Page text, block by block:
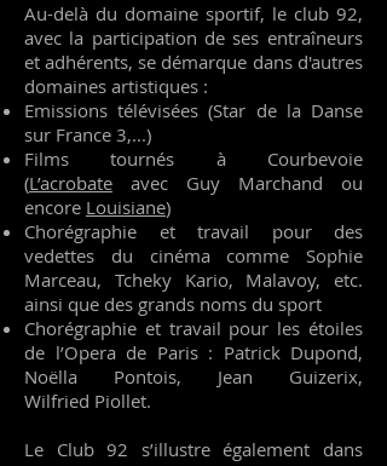
Au-delà du domaine sportif, le club 92,
avec la participation de ses entraîneurs
et adhérents, se démarque dans d'autres
domaines artistiques :
Emissions télévisées (Star de la Danse
sur France 3,...)
Films tournés à Courbevoie
(L’acrobate avec Guy Marchand ou
encore Louisiane)
Chorégraphie et travail pour des
vedettes du cinéma comme Sophie
Marceau, Tcheky Kario, Malavoy, etc.
ainsi que des grands noms du sport
Chorégraphie et travail pour les étoiles
de l’Opera de Paris : Patrick Dupond,
Noëlla Pontois, Jean Guizerix,
Wilfried Piollet.
Le Club 92 s’illustre également dans